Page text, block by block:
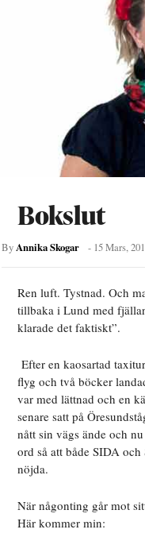
Bokslut
ByAnnika Skogar - 15 Mars,
Ren luft. Tystnad. Och
tillbaka i Lund med
klarade det faktiskt”.
Efter en kaosartad
flyg och två böcker
var med lättnad och en
senare satt på
nått sin vägs ände och
ord så att både SIDA
nöjda.
När någonting går mot
Här kommer min: